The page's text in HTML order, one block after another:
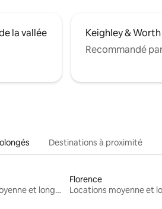
la vallée
Keighley &
Recommandé
Destinations à proximité
Locations moyenne et longue durée
Florence